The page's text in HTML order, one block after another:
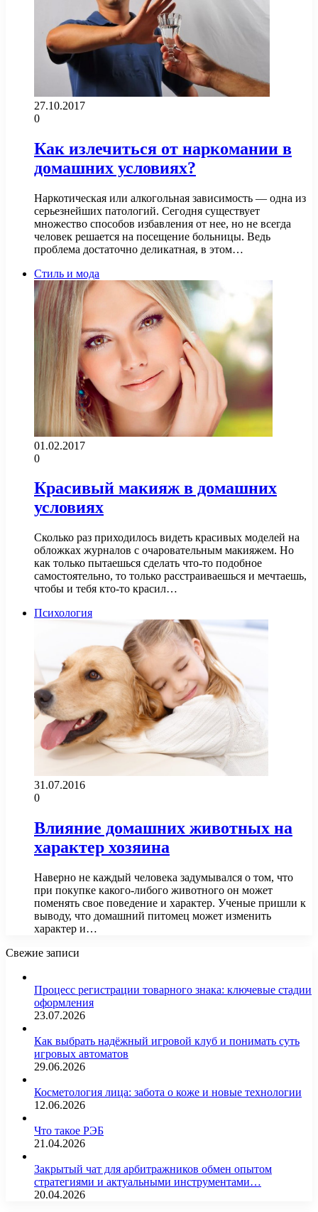
27.10.2017
0
Как излечиться от наркомании в
домашних условиях?
Наркотическая или алкогольная зависимость — одна из
серьезнейших патологий. Сегодня существует
множество способов избавления от нее, но не всегда
человек решается на посещение больницы. Ведь
проблема достаточно деликатная, в этом…
Стиль и мода
01.02.2017
0
Красивый макияж в домашних
условиях
Сколько раз приходилось видеть красивых моделей на
обложках журналов с очаровательным макияжем. Но
как только пытаешься сделать что-то подобное
самостоятельно, то только расстраиваешься и мечтаешь,
чтобы и тебя кто-то красил…
Психология
31.07.2016
0
Влияние домашних животных на
характер хозяина
Наверно не каждый человека задумывался о том, что
при покупке какого-либого животного он может
поменять свое поведение и характер. Ученые пришли к
выводу, что домашний питомец может изменить
характер и…
Свежие записи
Процесс регистрации товарного знака: ключевые стадии
оформления
23.07.2026
Как выбрать надёжный игровой клуб и понимать суть
игровых автоматов
29.06.2026
Косметология лица: забота о коже и новые технологии
12.06.2026
Что такое РЭБ
21.04.2026
Закрытый чат для арбитражников обмен опытом
стратегиями и актуальными инструментами…
20.04.2026